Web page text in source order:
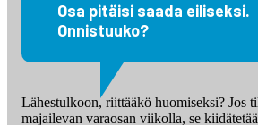
Osa pitäisi saada eiliseksi.
Onnistuuko?
Lähestulkoon, riittääkö huomiseksi? Jos
majailevan varaosan viikolla, se